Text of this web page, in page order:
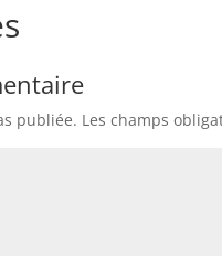
publiée. Les champs